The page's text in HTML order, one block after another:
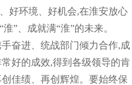
好环境、好机会,在淮安放心
”、成就满“淮”的未来。
奋进、统战部门倾力合作,成
好的成效,得到各级领导的肯
佳绩、再创辉煌。要始终保